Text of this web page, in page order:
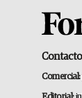
Comercial: